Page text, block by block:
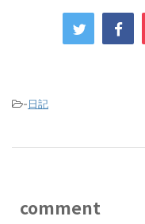
-日記
comment